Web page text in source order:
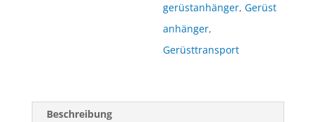
gerüstanhänger,Gerüst
anhänger,
Gerüsttransport
Beschreibung